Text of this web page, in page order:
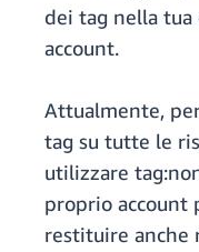
dei tag nella tua
account.
Attualmente,
tag su tutte le
utilizzare
proprio account
restituire anche